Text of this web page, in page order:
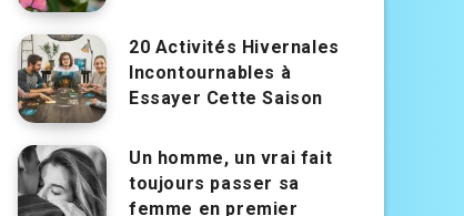
20 Activités Hivernales
Incontournables à
Essayer Cette Saison
Un homme, un vrai fait
toujours passer sa
femme en premier